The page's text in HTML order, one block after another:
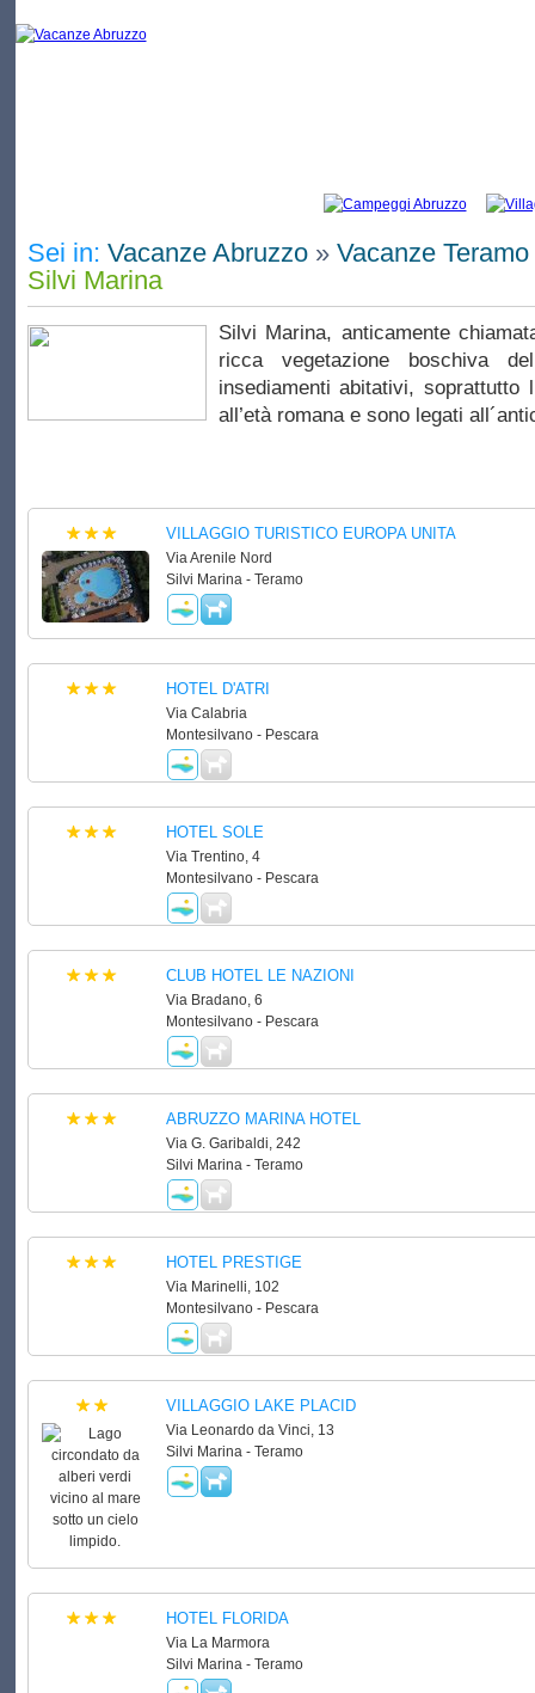
Sei in: Vacanze Abruzzo» Vacanze Teramo
Silvi Marina
Silvi Marina, anticamente
ricca vegetazione boschiva
insediamenti abitativi, soprattutto
all’età romana e sono legati
VILLAGGIO TURISTICO EUROPA UNITA
Via Arenile Nord
Silvi Marina - Teramo
HOTEL D'ATRI
Via Calabria
Montesilvano - Pescara
HOTEL SOLE
Via Trentino, 4
Montesilvano - Pescara
CLUB HOTEL LE NAZIONI
Via Bradano, 6
Montesilvano - Pescara
ABRUZZO MARINA HOTEL
Via G. Garibaldi, 242
Silvi Marina - Teramo
HOTEL PRESTIGE
Via Marinelli, 102
Montesilvano - Pescara
VILLAGGIO LAKE PLACID
Via Leonardo da Vinci, 13
Silvi Marina - Teramo
HOTEL FLORIDA
Via La Marmora
Silvi Marina - Teramo